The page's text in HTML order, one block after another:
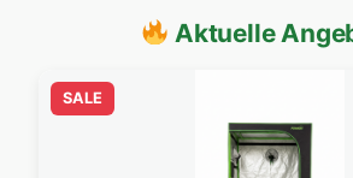
Aktuelle
SALE